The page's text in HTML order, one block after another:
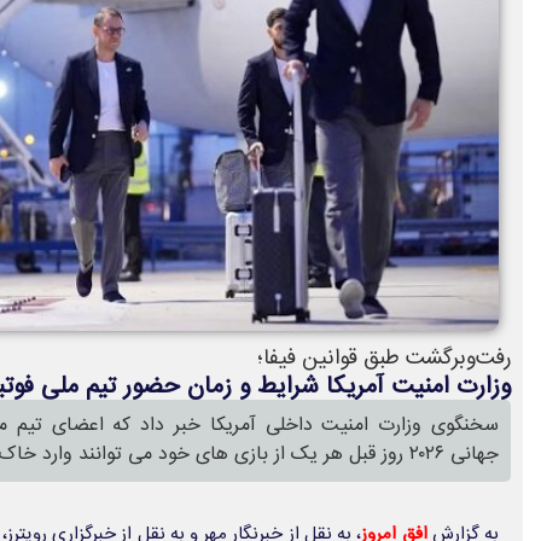
رفت‌وبرگشت طبق قوانین فیفا؛
وزارت امنیت آمریکا شرایط و زمان حضور تیم ملی
سخنگوی وزارت امنیت داخلی آمریکا خبر داد که اعضای تیم
جهانی ۲۰۲۶ روز قبل هر یک از بازی های خود می توانند وارد خاک این کشور شوند.
به گزارشافق امروز، به نقل از خبرنگار مهر و به نقل از خبرگزاری